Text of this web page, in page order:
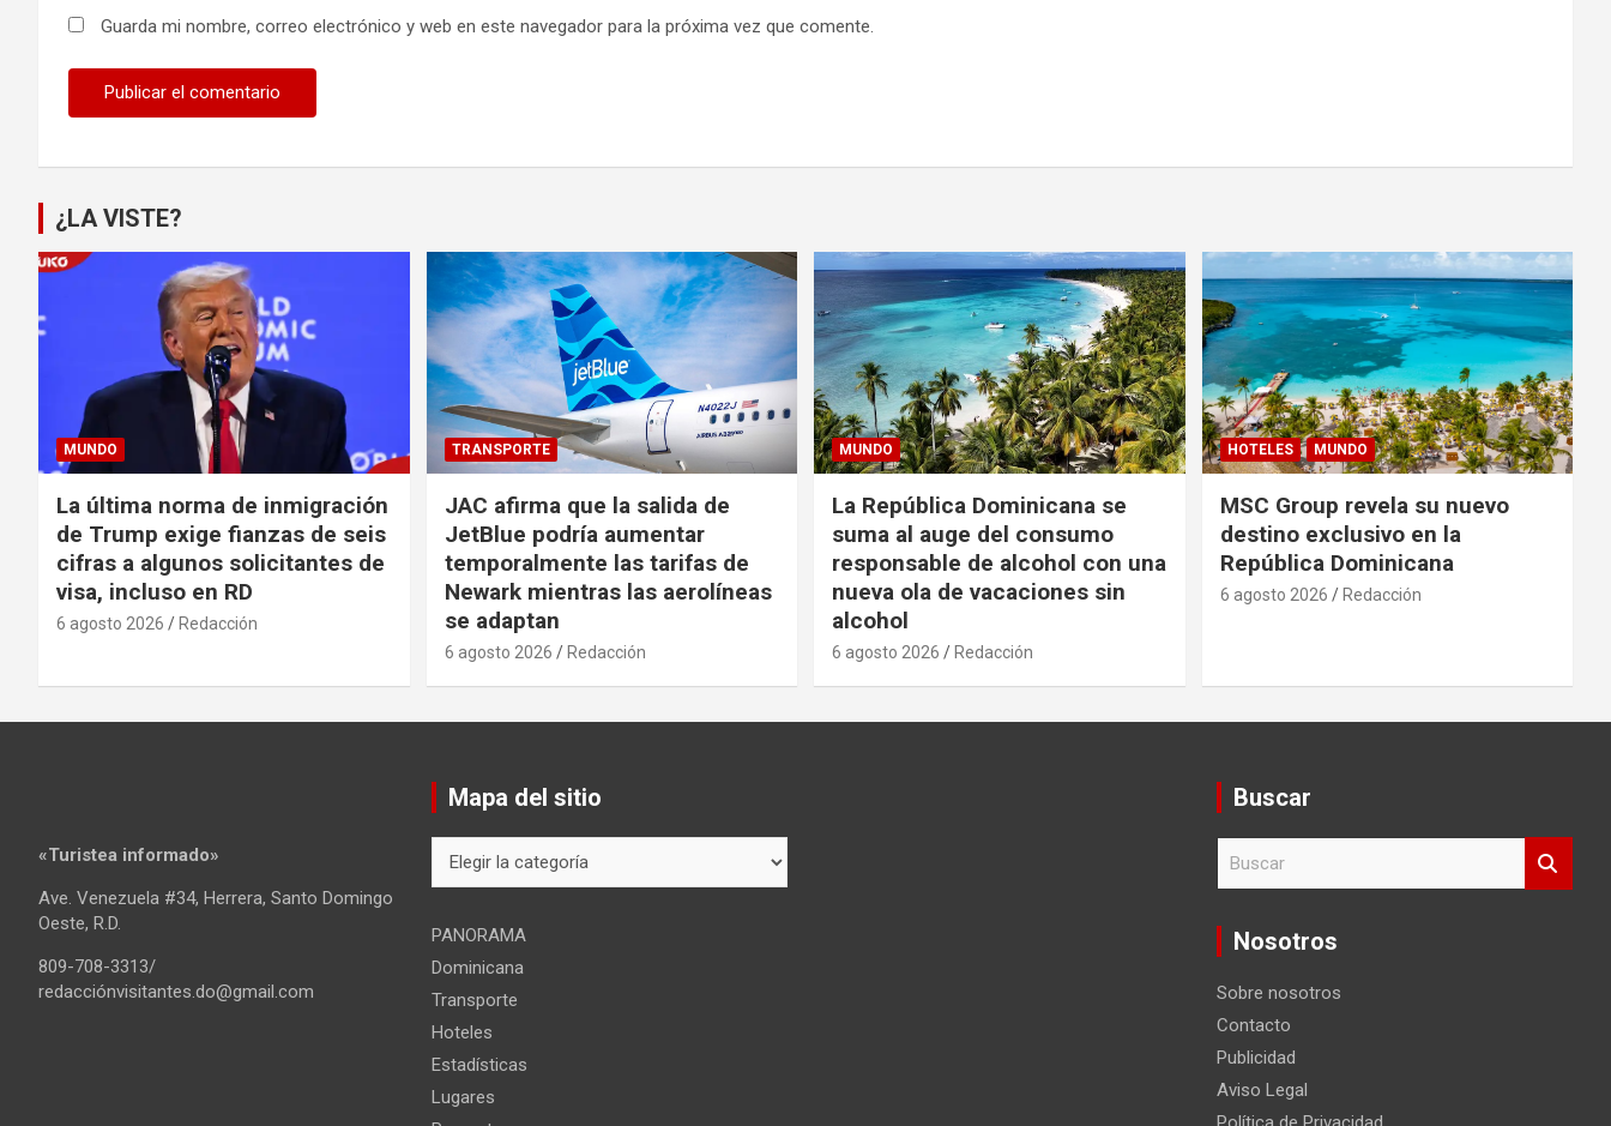
Guarda mi nombre, correo electrónico y web en este navegador para la próxima vez que comente.
¿LA VISTE?
MUNDO
La última norma de inmigración
de Trump exige fianzas de seis
cifras a algunos solicitantes de
visa, incluso en RD
6 agosto 2026 Redacción
TRANSPORTE
JAC afirma que la salida de
JetBlue podría aumentar
temporalmente las tarifas de
Newark mientras las aerolíneas
se adaptan
6 agosto 2026 Redacción
MUNDO
La República Dominicana se
suma al auge del consumo
responsable de alcohol con una
nueva ola de vacaciones sin
alcohol
6 agosto 2026 Redacción
HOTELES MUNDO
MSC Group revela su nuevo
destino exclusivo en la
República Dominicana
6 agosto 2026 Redacción
«Turistea informado»
Ave. Venezuela #34, Herrera, Santo Domingo
Oeste, R.D.
809-708-3313/
redacciónvisitantes.do@gmail.com
Mapa del sitio
del
PANORAMA
Dominicana
Transporte
Hoteles
Estadísticas
Lugares
Buscar
c
Nosotros
Sobre nosotros
Contacto
Publicidad
Aviso Legal